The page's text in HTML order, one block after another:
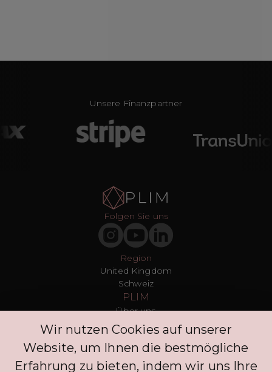
Unsere Finanzpartner
Region
United Kingdom
Schweiz
Folgen Sie uns
PLIM
Über uns
T&Cs
Datenschutz
Presse
Blogs
Wir nutzen Cookies auf unserer
Website, um Ihnen die bestmögliche
Erfahrung zu bieten, indem wir uns Ihre